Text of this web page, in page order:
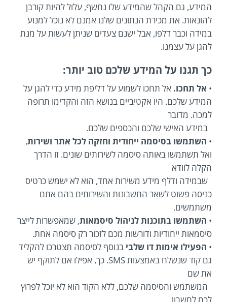
המידע, גם הקהל שהמידע שלו נחשף, עלול להיות קורבן
להונאות. את מכירת הנתונים שלנו אמנם לא נוכל למנוע
במידה וכבר דלפו, אבל ישנם צעדים שניתן לעשות על מנת
להגן על עצמנו.
כך תגנו על המידע שלכם טוב יותר:
• אל תחכו. אל תחכו לשמוע על דליפת מידע כדי להגן על
המידע שלכם. היו אקטיביים בנושא הזה והקדימו תרופה
למכה. מדובר
במידע האישי שלכם והכספים שלכם.
• השתמשו בסיסמה ייחודית וחזקה לכל אתר ושירות,
ואל תשתמשו באותה סיסמה לשירותים שונים. זו הדרך
הקלה לוודא
שבמידה ודלף מידע משירות אחד, הוא לא ישמש כרטיס
כניסה פשוט לשאר החשבונות והשירותים בהם אתם
משתמשים.
• השתמשו בתוכנות לניהול סיסמאות, שמאפשרות לייצר
סיסמאות ייחודיות ודורשות מכם לזכור רק סיסמה אחת.
• הפעילו אימות דו שלבי בנוסף לסיסמה תצטרכו להקליד
גם קוד שנשלח באמצעות SMS. כך, אפילו אם לתוקף יש
את שם
המשתמש והסיסמה שלכם, ללא הקוד הוא לא יוכל לפרוץ